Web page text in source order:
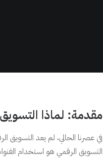
مقدمة: لماذا
في عصرنا الحالي، لم يعد التسويق
التسويق الرقمي هو استخدام